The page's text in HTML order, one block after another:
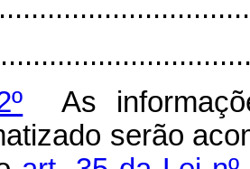
As
serão